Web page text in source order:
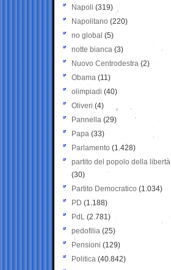
Napoli (319)
Napolitano (220)
no global (5)
notte bianca (3)
Nuovo Centrodestra (2)
Obama (11)
olimpiadi (40)
Oliveri (4)
Pannella (29)
Papa (33)
Parlamento (1.428)
partito del popolo della libertà
(30)
Partito Democratico (1.034)
PD (1.188)
PdL (2.781)
pedofilia (25)
Pensioni (129)
Politica (40.842)